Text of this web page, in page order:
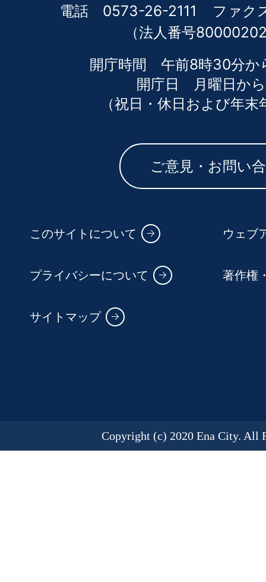
電話 0573-26-2111
ファ
（法人番号
開庁時間 午前8時30分か
開庁日 月曜日か
（祝日・休日および年
ご意見・お問い
このサイトについて ウェブ
プライバシーについて 著作権
サイトマップ
Copyright (c) 2020 Ena City. All